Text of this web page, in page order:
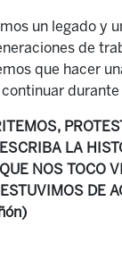
un legado y
de
que hacer
durante
LA
NOS TOCO
DE